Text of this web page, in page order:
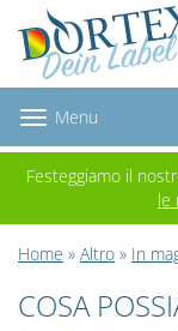
Menu
Festeggiamo il
le
Home » Altro » In
COSA